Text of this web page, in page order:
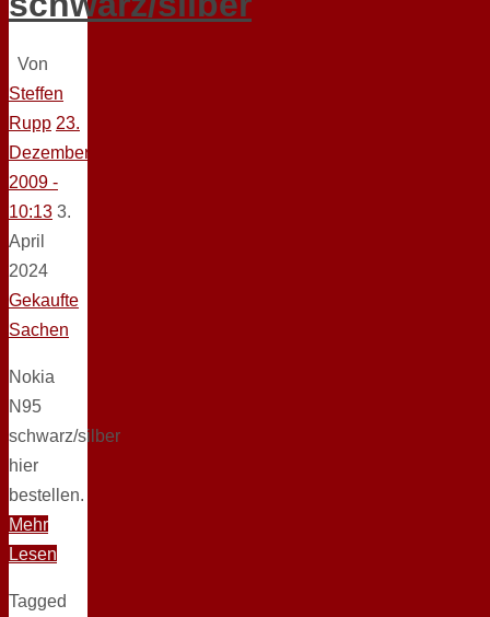
Von
Steffen
Rupp 23.
Dezember
2009 -
10:13 3.
April
2024
Gekaufte
Sachen
Nokia
N95
schwarz/silber
hier
bestellen.
Mehr
Lesen
Tagged